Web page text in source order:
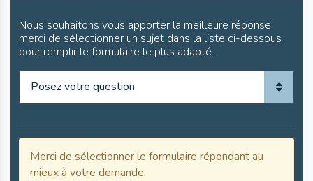
Nous souhaitons vous apporter la meilleure réponse,
merci de sélectionner un sujet dans la liste ci-dessous
pour remplir le formulaire le plus adapté.
Merci de sélectionner le formulaire répondant au
mieux à votre demande.